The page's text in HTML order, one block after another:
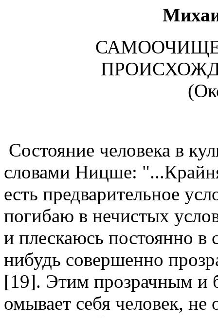
Состояние человека в
словами Ницше:
есть предварительное
погибаю в нечистых
и плескаюсь постоянно в
нибудь совершенно
[19]. Этим прозрачным и
омывает себя человек, не